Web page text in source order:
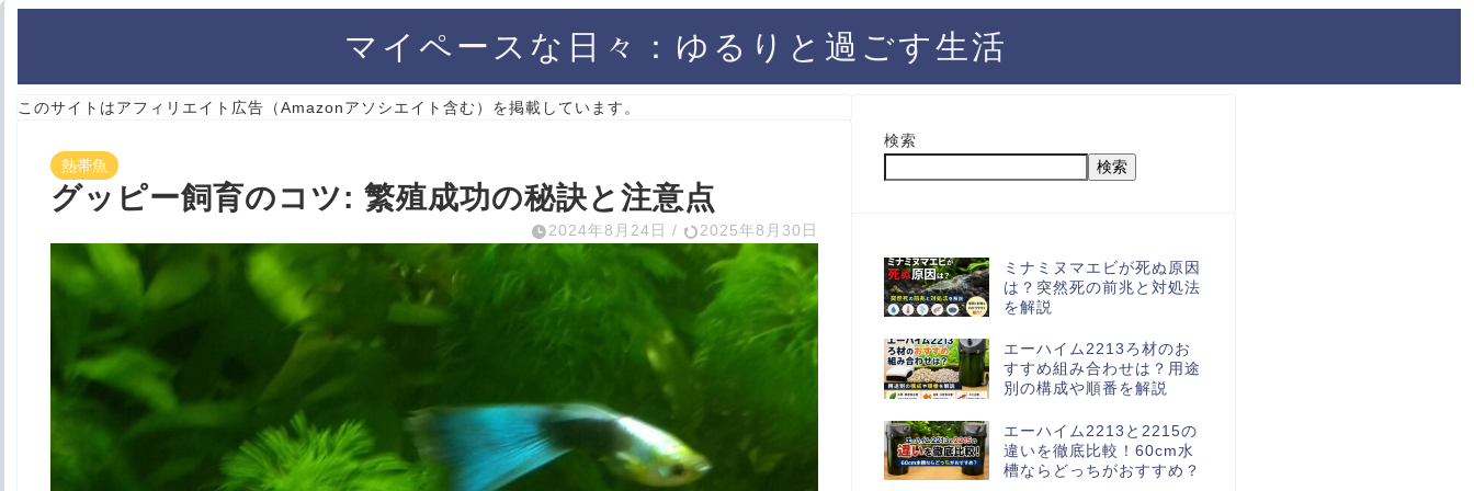
マイペースな日々：ゆるりと過ごす生活
このサイトはアフィリエイト広告（Amazonアソシエイト含む）を掲載しています。
熱帯魚
グッピー飼育のコツ: 繁殖成功の秘訣と注意点
2024年8月24日 / 2025年8月30日
検索
検索
ミナミヌマエビが死ぬ原因
は？突然死の前兆と対処法
を解説
エーハイム2213ろ材のお
すすめ組み合わせは？用途
別の構成や順番を解説
エーハイム2213と2215の
違いを徹底比較！60cm水
槽ならどっちがおすすめ？